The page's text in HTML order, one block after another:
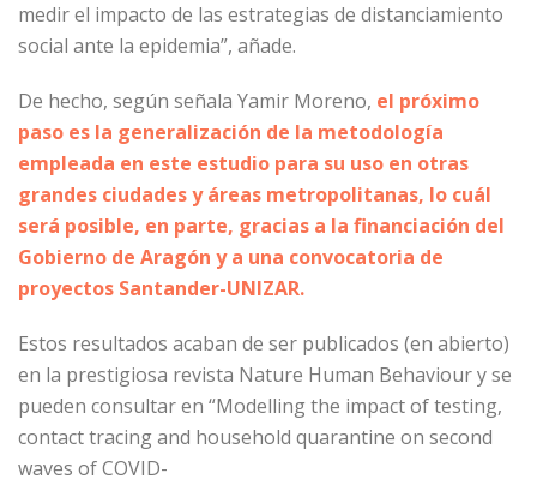
medir el impacto de las estrategias de distanciamiento
social ante la epidemia”, añade.
De hecho, según señala Yamir Moreno, el próximo
paso es la generalización de la metodología
empleada en este estudio para su uso en otras
grandes ciudades y áreas metropolitanas, lo cuál
será posible, en parte, gracias a la financiación del
Gobierno de Aragón y a una convocatoria de
proyectos Santander-UNIZAR.
Estos resultados acaban de ser publicados (en abierto)
en la prestigiosa revista Nature Human Behaviour y se
pueden consultar en “Modelling the impact of testing,
contact tracing and household quarantine on second
waves of COVID-